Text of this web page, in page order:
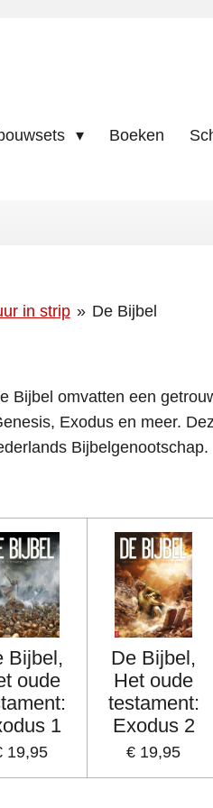
Boeken
in strip » De Bijbel
Bijbel omvatten een
Exodus en meer.
Bijbelgenootschap.
Bijbel,
oude
1
19,95
De Bijbel,
Het oude
testament:
Exodus 2
€ 19,95